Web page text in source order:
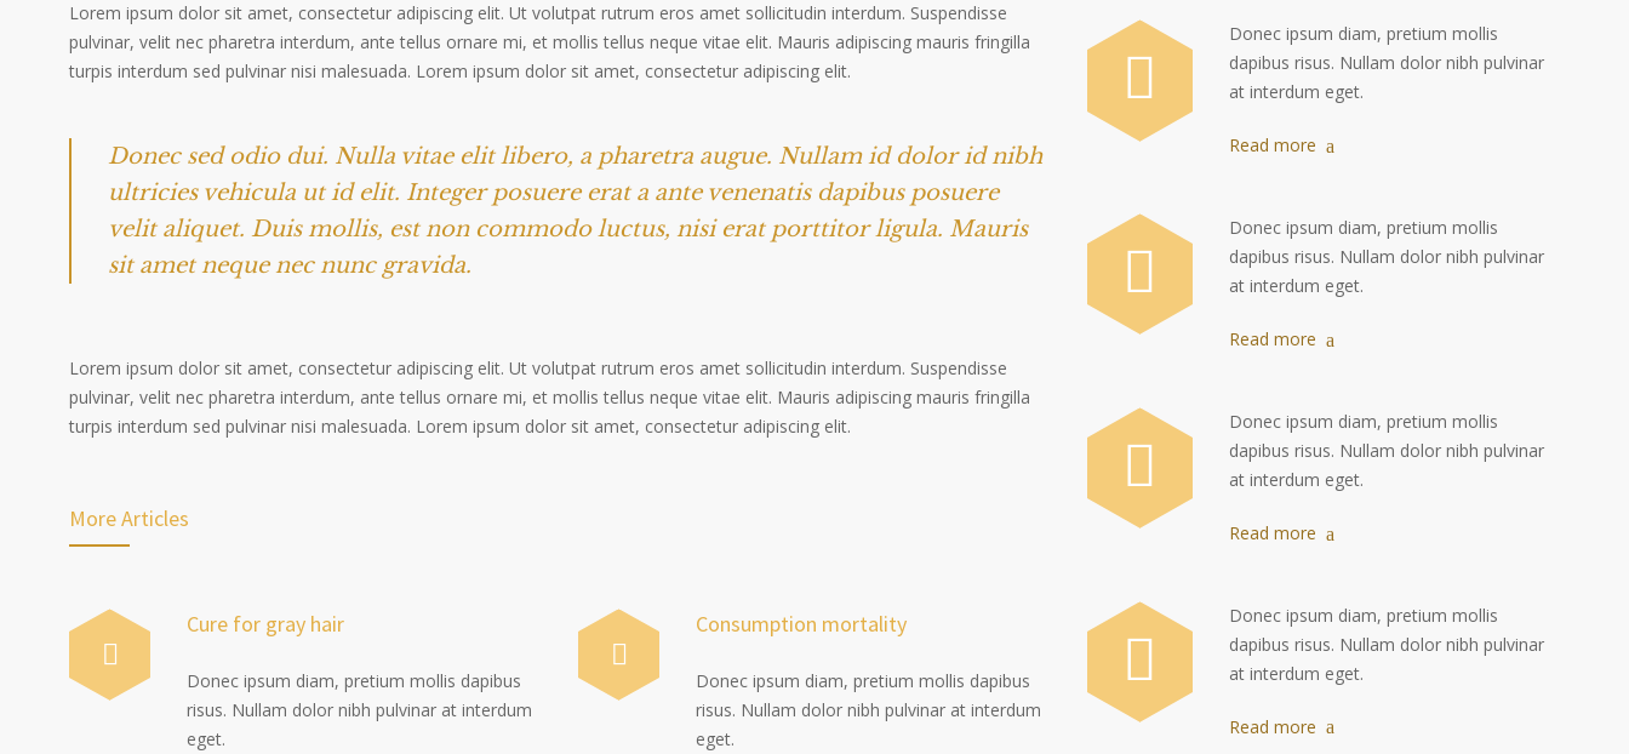
Lorem ipsum dolor sit amet, consectetur adipiscing elit. Ut volutpat rutrum eros amet sollicitudin interdum. Suspendisse
pulvinar, velit nec pharetra interdum, ante tellus ornare mi, et mollis tellus neque vitae elit. Mauris adipiscing mauris fringilla
turpis interdum sed pulvinar nisi malesuada. Lorem ipsum dolor sit amet, consectetur adipiscing elit.
Donec sed odio dui. Nulla vitae elit libero, a pharetra augue. Nullam id dolor id nibh
ultricies vehicula ut id elit. Integer posuere erat a ante venenatis dapibus posuere
velit aliquet. Duis mollis, est non commodo luctus, nisi erat porttitor ligula. Mauris
sit amet neque nec nunc gravida.
Lorem ipsum dolor sit amet, consectetur adipiscing elit. Ut volutpat rutrum eros amet sollicitudin interdum. Suspendisse
pulvinar, velit nec pharetra interdum, ante tellus ornare mi, et mollis tellus neque vitae elit. Mauris adipiscing mauris fringilla
turpis interdum sed pulvinar nisi malesuada. Lorem ipsum dolor sit amet, consectetur adipiscing elit.
More Articles
Cure for gray hair
Donec ipsum diam, pretium mollis dapibus
risus. Nullam dolor nibh pulvinar at interdum
eget.
Consumption mortality
Donec ipsum diam, pretium mollis dapibus
risus. Nullam dolor nibh pulvinar at interdum
eget.
Donec ipsum diam, pretium mollis
dapibus risus. Nullam dolor nibh pulvinar
at interdum eget.
Read more
Donec ipsum diam, pretium mollis
dapibus risus. Nullam dolor nibh pulvinar
at interdum eget.
Read more
Donec ipsum diam, pretium mollis
dapibus risus. Nullam dolor nibh pulvinar
at interdum eget.
Read more
Donec ipsum diam, pretium mollis
dapibus risus. Nullam dolor nibh pulvinar
at interdum eget.
Read more